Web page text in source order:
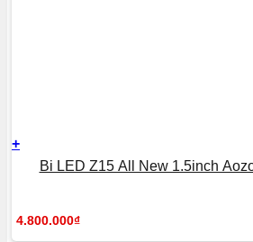
+
Bi LED Z15 All New 1.5inch
4.800.000₫